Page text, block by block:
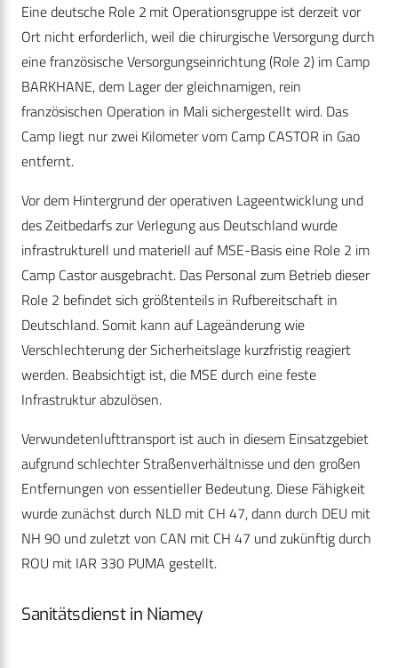
Eine deutsche Role 2 mit Operationsgruppe ist derzeit vor
Ort nicht erforderlich, weil die chirurgische Versorgung durch
eine französische Versorgungseinrichtung (Role 2) im Camp
BARKHANE, dem Lager der gleichnamigen, rein
französischen Operation in Mali sichergestellt wird. Das
Camp liegt nur zwei Kilometer vom Camp CASTOR in Gao
entfernt.
Vor dem Hintergrund der operativen Lageentwicklung und
des Zeitbedarfs zur Verlegung aus Deutschland wurde
infrastrukturell und materiell auf MSE-Basis eine Role 2 im
Camp Castor ausgebracht. Das Personal zum Betrieb dieser
Role 2 befindet sich größtenteils in Rufbereitschaft in
Deutschland. Somit kann auf Lageänderung wie
Verschlechterung der Sicherheitslage kurzfristig reagiert
werden. Beabsichtigt ist, die MSE durch eine feste
Infrastruktur abzulösen.
Verwundetenlufttransport ist auch in diesem Einsatzgebiet
aufgrund schlechter Straßenverhältnisse und den großen
Entfernungen von essentieller Bedeutung. Diese Fähigkeit
wurde zunächst durch NLD mit CH 47, dann durch DEU mit
NH 90 und zuletzt von CAN mit CH 47 und zukünftig durch
ROU mit IAR 330 PUMA gestellt.
Sanitätsdienst in Niamey